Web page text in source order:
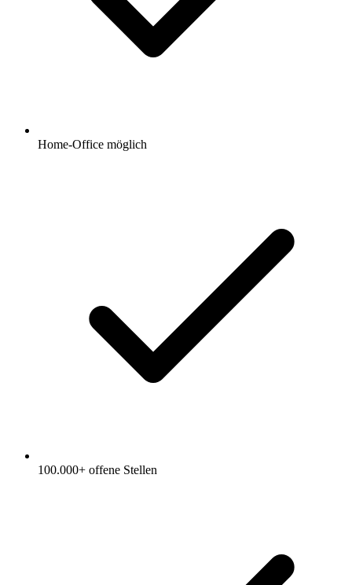
Home-Office möglich
100.000+ offene Stellen